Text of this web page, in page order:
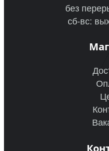
без
сб-вс: